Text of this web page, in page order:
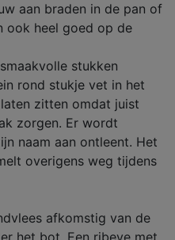
aan braden in de pan of
ook heel goed op de
stukken
rond stukje vet in het
zitten omdat juist
zorgen. Er wordt
naam aan ontleent. Het
overigens weg tijdens
afkomstig van de
het bot. Een ribeye met